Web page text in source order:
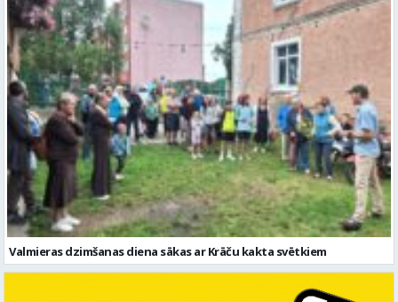
Valmieras dzimšanas diena sākas ar Krāču kakta svētkiem